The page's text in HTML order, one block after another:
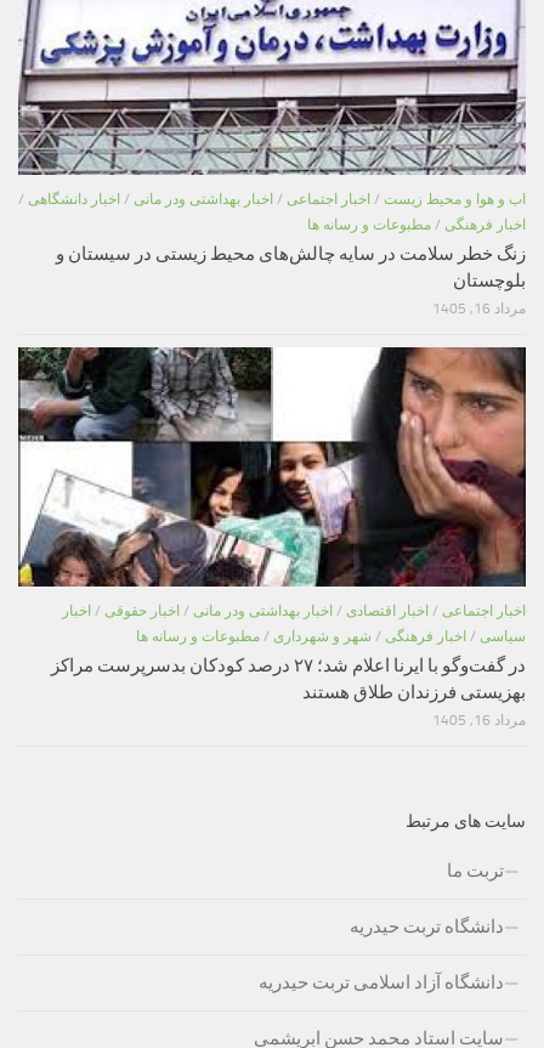
اب و هوا و محیط زیست / اخبار اجتماعی / اخبار بهداشتی ودر مانی / اخبار دانشگاهی /
اخبار فرهنگی / مطبوعات و رسانه ها
زنگ خطر سلامت در سایه چالش‌های محیط زیستی در سیستان و
بلوچستان
مرداد 16, 1405
اخبار اجتماعی / اخبار اقتصادی / اخبار بهداشتی ودر مانی / اخبار حقوقی / اخبار
سیاسی / اخبار فرهنگی / شهر و شهرداری / مطبوعات و رسانه ها
در گفت‌وگو با ایرنا اعلام شد؛ ۲۷ درصد کودکان بدسرپرست مراکز
بهزیستی فرزندان طلاق هستند
مرداد 16, 1405
سایت های مرتبط
تربت ما
دانشگاه تربت حیدریه
دانشگاه آزاد اسلامی تربت حیدریه
سایت استاد محمد حسن ابریشمی